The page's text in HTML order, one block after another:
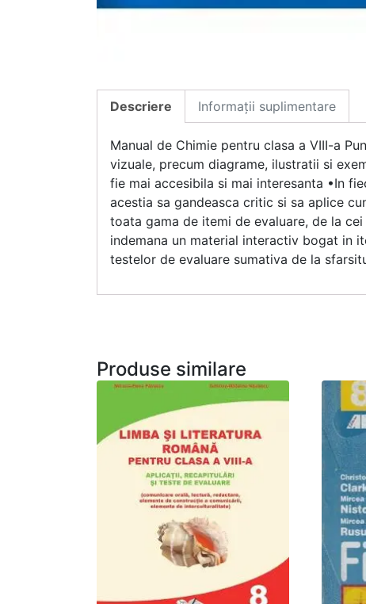
Descriere Informații suplimentare
Manual de Chimie pentru clasa a VIII-a
vizuale, precum diagrame, ilustratii si
fie mai accesibila si mai interesanta •In
acestia sa gandeasca critic si sa aplice
toata gama de itemi de evaluare, de la
indemana un material interactiv bogat in
testelor de evaluare sumativa de la
Produse similare